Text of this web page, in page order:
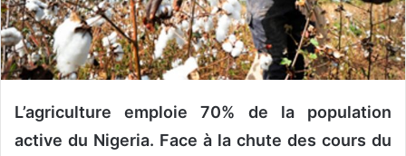
n
c
o
u
r
i
L’agriculture emploie 70% de la population
active du Nigeria. Face à la chute des cours du